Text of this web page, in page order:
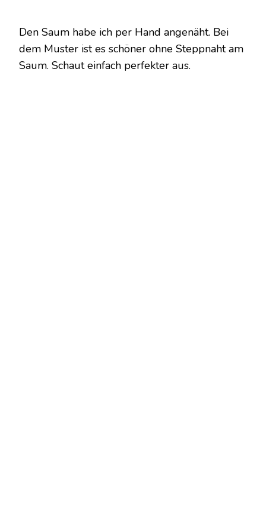
Den Saum habe ich per Hand angenäht. Bei
dem Muster ist es schöner ohne Steppnaht am
Saum. Schaut einfach perfekter aus.